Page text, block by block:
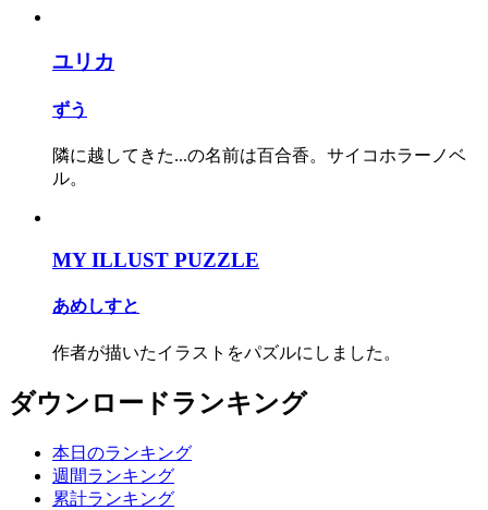
ユリカ
ずう
隣に越してきた...の名前は百合香。サイコホラーノベ
ル。
MY ILLUST PUZZLE
あめしすと
作者が描いたイラストをパズルにしました。
ダウンロードランキング
本日のランキング
週間ランキング
累計ランキング